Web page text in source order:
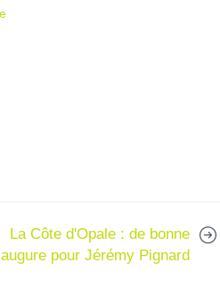
La Côte d'Opale : de bonne
augure pour Jérémy Pignard